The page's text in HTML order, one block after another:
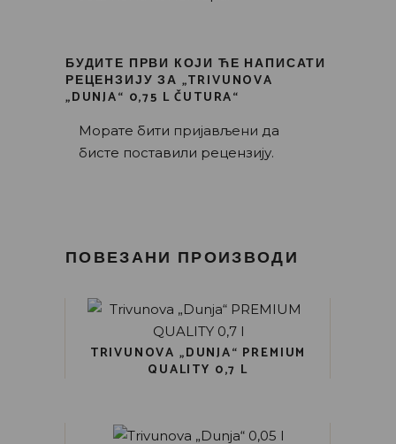
БУДИТЕ ПРВИ КОЈИ ЋЕ НАПИСАТИ
РЕЦЕНЗИЈУ ЗА „TRIVUNOVA
„DUNJA“ 0,75 L ČUTURA“
Морате бити пријављени да
бисте поставили рецензију.
ПОВЕЗАНИ ПРОИЗВОДИ
TRIVUNOVA „DUNJA“ PREMIUM
QUALITY 0,7 L